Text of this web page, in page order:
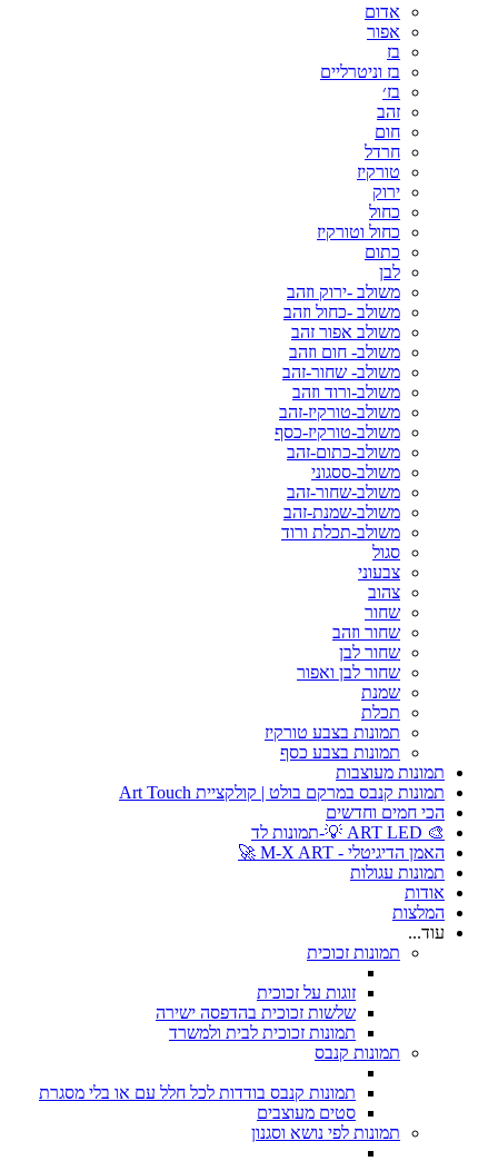
אדום
אפור
בז
בז וניטרליים
בז׳
זהב
חום
חרדל
טורקיז
ירוק
כחול
כחול וטורקיז
כתום
לבן
משולב -ירוק וזהב
משולב -כחול וזהב
משולב אפור זהב
משולב- חום וזהב
משולב- שחור-זהב
משולב-ורוד וזהב
משולב-טורקיז-זהב
משולב-טורקיז-כסף
משולב-כתום-זהב
משולב-ססגוני
משולב-שחור-זהב
משולב-שמנת-זהב
משולב-תכלת ורוד
סגול
צבעוני
צהוב
שחור
שחור וזהב
שחור לבן
שחור לבן ואפור
שמנת
תכלת
תמונות בצבע טורקיז
תמונות בצבע כסף
תמונות מעוצבות
תמונות קנבס במרקם בולט | קולקציית Art Touch
הכי חמים וחדשים
🎨 ART LED 💡-תמונות לד
האמן הדיגיטלי - M-X ART 🚀
תמונות עגולות
אודות
המלצות
עוד...
תמונות זכוכית
זוגות על זכוכית
שלשות זכוכית בהדפסה ישירה
תמונות זכוכית לבית ולמשרד
תמונות קנבס
תמונות קנבס בודדות לכל חלל עם או בלי מסגרת
סטים מעוצבים
תמונות לפי נושא וסגנון